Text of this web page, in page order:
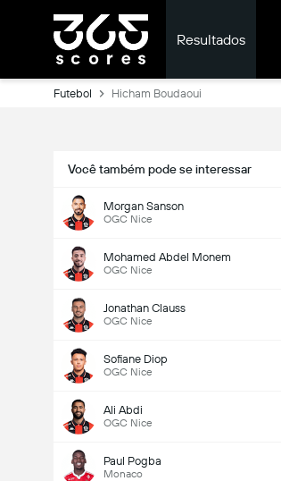
Resultados
Futebol Hicham Boudaoui
Você também pode se interessar
Morgan Sanson
OGC Nice
Mohamed Abdel Monem
OGC Nice
Jonathan Clauss
OGC Nice
Sofiane Diop
OGC Nice
Ali Abdi
OGC Nice
Paul Pogba
Monaco